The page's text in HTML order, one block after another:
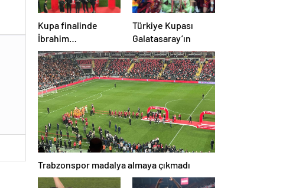
Kupa finalinde
İbrahim
Hacıosmanoğlu’na
şok protesto!
Türkiye Kupası
Galatasaray’ın
Trabzonspor madalya almaya çıkmadı